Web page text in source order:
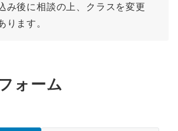
み後に相談の上、クラスを変更
ります。
ォーム